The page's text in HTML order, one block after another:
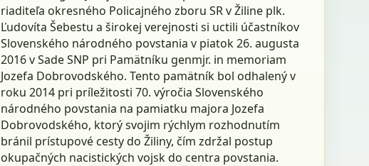
riaditeľa okresného Policajného zboru SR v Žiline plk.
Ľudovíta Šebestu a širokej verejnosti si uctili účastníkov
Slovenského národného povstania v piatok 26. augusta
2016 v Sade SNP pri Pamätníku genmjr. in memoriam
Jozefa Dobrovodského. Tento pamätník bol odhalený v
roku 2014 pri príležitosti 70. výročia Slovenského
národného povstania na pamiatku majora Jozefa
Dobrovodského, ktorý svojim rýchlym rozhodnutím
bránil prístupové cesty do Žiliny, čím zdržal postup
okupačných nacistických vojsk do centra povstania.